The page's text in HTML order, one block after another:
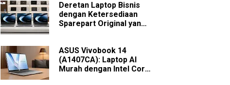
Deretan Laptop Bisnis
dengan Ketersediaan
Sparepart Original yang
ASUS Vivobook 14
(A1407CA): Laptop AI
Murah dengan Intel Core